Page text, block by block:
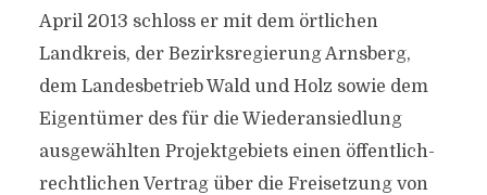
April 2013 schloss er mit dem örtlichen
Landkreis, der Bezirksregierung Arnsberg,
dem Landesbetrieb Wald und Holz sowie dem
Eigentümer des für die Wiederansiedlung
ausgewählten Projektgebiets einen öffentlich-
rechtlichen Vertrag über die Freisetzung von